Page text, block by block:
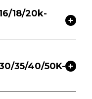
18/20k-
35/40/50K-